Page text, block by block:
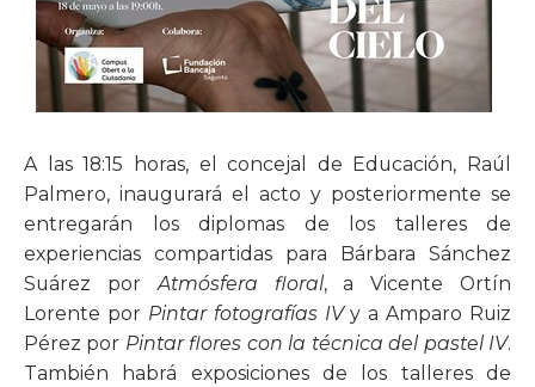
A las 18:15 horas, el concejal de Educación, Raúl
Palmero, inaugurará el acto y posteriormente se
entregarán los diplomas de los talleres de
experiencias compartidas para Bárbara Sánchez
Suárez por Atmósfera floral, a Vicente Ortín
Lorente por Pintar fotografías IVy a Amparo Ruiz
Pérez por Pintar flores con la técnica del pastel IV.
También habrá exposiciones de los talleres de